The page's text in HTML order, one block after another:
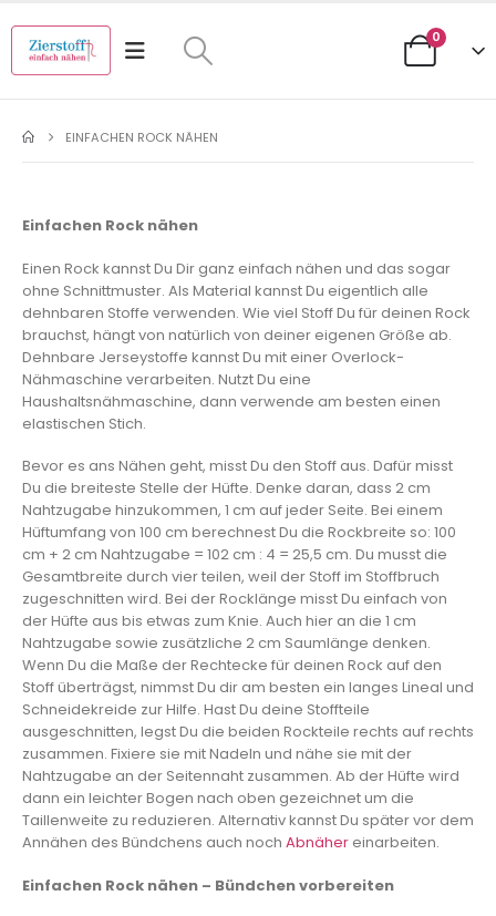
0
EINFACHEN ROCK NÄHEN
Einfachen Rock nähen
Einen Rock kannst Du Dir ganz einfach nähen und das sogar
ohne Schnittmuster. Als Material kannst Du eigentlich alle
dehnbaren Stoffe verwenden. Wie viel Stoff Du für deinen Rock
brauchst, hängt von natürlich von deiner eigenen Größe ab.
Dehnbare Jerseystoffe kannst Du mit einer Overlock-
Nähmaschine verarbeiten. Nutzt Du eine
Haushaltsnähmaschine, dann verwende am besten einen
elastischen Stich.
Bevor es ans Nähen geht, misst Du den Stoff aus. Dafür misst
Du die breiteste Stelle der Hüfte. Denke daran, dass 2 cm
Nahtzugabe hinzukommen, 1 cm auf jeder Seite. Bei einem
Hüftumfang von 100 cm berechnest Du die Rockbreite so: 100
cm + 2 cm Nahtzugabe = 102 cm : 4 = 25,5 cm. Du musst die
Gesamtbreite durch vier teilen, weil der Stoff im Stoffbruch
zugeschnitten wird. Bei der Rocklänge misst Du einfach von
der Hüfte aus bis etwas zum Knie. Auch hier an die 1 cm
Nahtzugabe sowie zusätzliche 2 cm Saumlänge denken.
Wenn Du die Maße der Rechtecke für deinen Rock auf den
Stoff überträgst, nimmst Du dir am besten ein langes Lineal und
Schneidekreide zur Hilfe. Hast Du deine Stoffteile
ausgeschnitten, legst Du die beiden Rockteile rechts auf rechts
zusammen. Fixiere sie mit Nadeln und nähe sie mit der
Nahtzugabe an der Seitennaht zusammen. Ab der Hüfte wird
dann ein leichter Bogen nach oben gezeichnet um die
Taillenweite zu reduzieren. Alternativ kannst Du später vor dem
Annähen des Bündchens auch noch Abnäher einarbeiten.
Einfachen Rock nähen – Bündchen vorbereiten